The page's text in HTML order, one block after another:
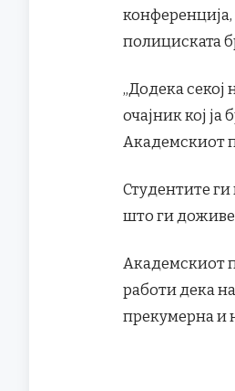
полициската
„Додека
очајник кој ја
Академскиот
Студентите ги
што ги
Академскиот
работи дека
прекумерна и